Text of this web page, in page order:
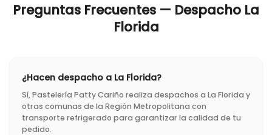
Preguntas Frecuentes — Despacho La
Florida
¿Hacen despacho a La Florida?
Sí, Pastelería Patty Cariño realiza despachos a La Florida y
otras comunas de la Región Metropolitana con
transporte refrigerado para garantizar la calidad de tu
pedido.